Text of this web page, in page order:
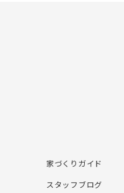
家づくりガイド
スタッフブログ